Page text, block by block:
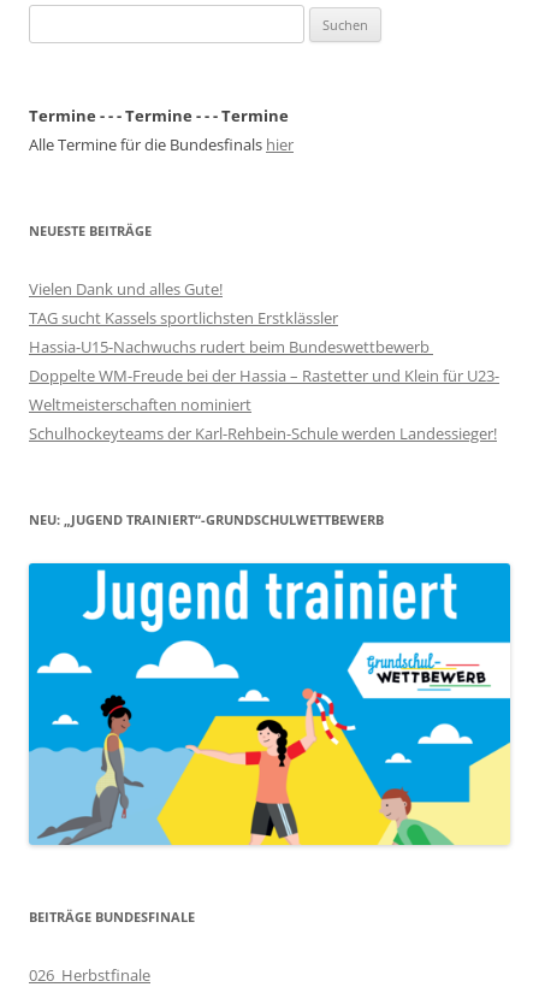
nach:
Termine - - - Termine - - - Termine
Alle Termine für die Bundesfinals hier
NEUESTE BEITRÄGE
Vielen Dank und alles Gute!
TAG sucht Kassels sportlichsten Erstklässler
Hassia-U15-Nachwuchs rudert beim Bundeswettbewerb
Doppelte WM-Freude bei der Hassia – Rastetter und Klein für U23-
Weltmeisterschaften nominiert
Schulhockeyteams der Karl-Rehbein-Schule werden Landessieger!
NEU: „JUGEND TRAINIERT“-GRUNDSCHULWETTBEWERB
BEITRÄGE BUNDESFINALE
026_Herbstfinale